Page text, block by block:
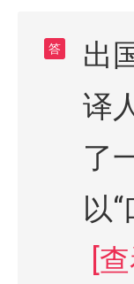
答
出
译
了
以
[